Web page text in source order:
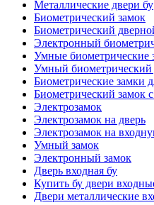
Металлические двери бу
Биометрический замок
Биометрический
Электронный
Умные биометрические
Умный биометрический
Биометрические замки
Биометрический замок
Электрозамок
Электрозамок на дверь
Электрозамок на
Умный замок
Электронный замок
Дверь входная бу
Купить бу двери
Двери металлические